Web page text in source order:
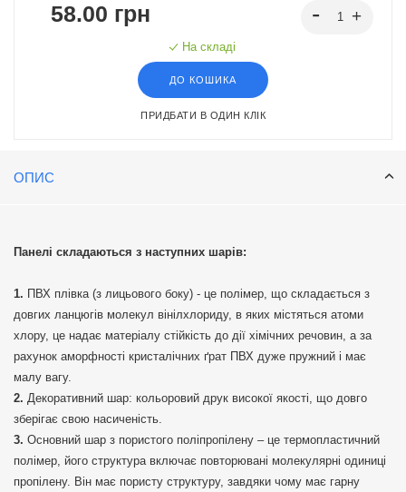
широкому різноманітті кольорів та наявність клейового шару, що
58.00 грн
На складі
ДО КОШИКА
ПРИДБАТИ В ОДИН КЛІК
ОПИС
Панелі складаються з наступних шарів:
ПВХ плівка (з лицьового боку) - це полімер, що складається з
довгих ланцюгів молекул вінілхлориду, в яких містяться атоми
хлору, це надає матеріалу стійкість до дії хімічних речовин, а за
рахунок аморфності кристалічних ґрат ПВХ дуже пружний і має
малу вагу.
Декоративний шар: кольоровий друк високої якості, що довго
зберігає свою насиченість.
Основний шар з пористого поліпропілену – це термопластичний
полімер, його структура включає повторювані молекулярні одиниці
пропілену. Він має пористу структуру, завдяки чому має гарну